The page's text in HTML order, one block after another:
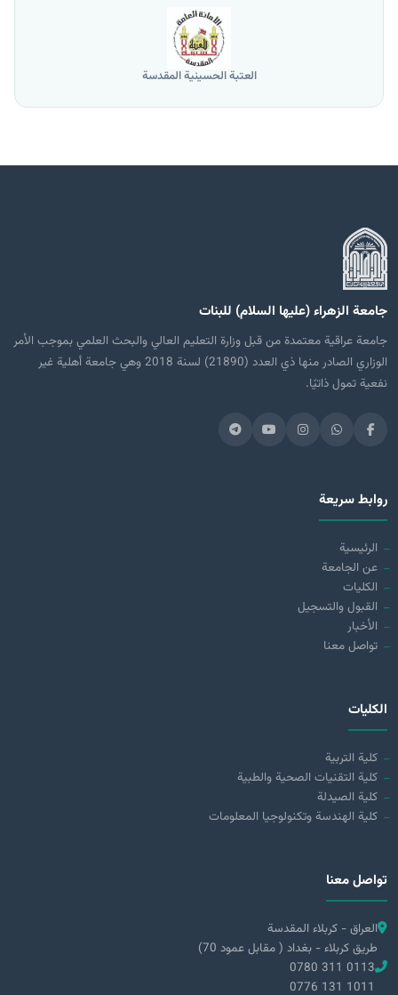
جامعة الموصل
جامعة الزهراء (عليها السلام) للبنات
جامعة عراقية معتمدة من قبل وزارة التعليم العالي والبحث العلمي بموجب الأمر
الوزاري الصادر منها ذي العدد (21890) لسنة 2018 وهي جامعة أهلية غير
نفعية تمول ذاتيًا.
روابط سريعة
الرئيسية
عن الجامعة
الكليات
القبول والتسجيل
الأخبار
تواصل معنا
الكليات
كلية التربية
كلية التقنيات الصحية والطبية
كلية الصيدلة
كلية الهندسة وتكنولوجيا المعلومات
تواصل معنا
العراق - كربلاء المقدسة
طريق كربلاء - بغداد ( مقابل عمود 70)
0780 311 0113
0776 131 1011